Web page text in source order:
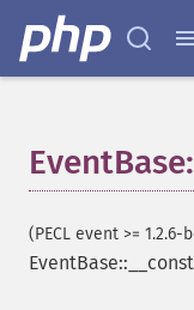
(PECL event >= 1.2.6-